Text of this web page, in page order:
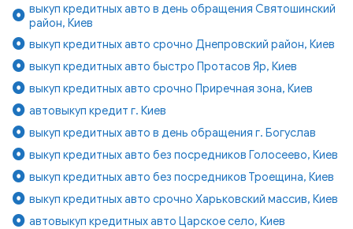
выкуп кредитных авто в день обращения Святошинский
район, Киев
выкуп кредитных авто срочно Днепровский район, Киев
выкуп кредитных авто быстро Протасов Яр, Киев
выкуп кредитных авто срочно Приречная зона, Киев
автовыкуп кредит г. Киев
выкуп кредитных авто в день обращения г. Богуслав
выкуп кредитных авто без посредников Голосеево, Киев
выкуп кредитных авто без посредников Троещина, Киев
выкуп кредитных авто срочно Харьковский массив, Киев
автовыкуп кредитных авто Царское село, Киев